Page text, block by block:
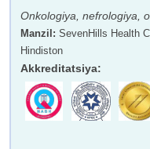
Onkologiya, nefrologiya,
Manzil : SevenHills Health
Hindiston
Akkreditatsiya: